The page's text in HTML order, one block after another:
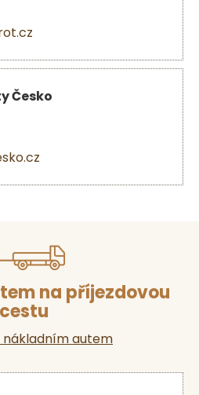
Česko
na příjezdovou
cestu
autem